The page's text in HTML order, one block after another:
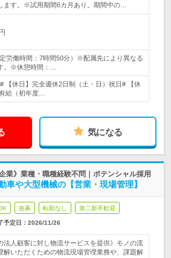
ます。※試用期間6カ月あり。期間中の…
労働時間：7時間50分）※配属先により異なる
。※休憩時間：…
【休日】完全週休2日制（土・日）祝日# 【休
給（初年度…
気になる
業》業種・職種経験不問｜ポテンシャル採用
や大型機械の【営業・現場管理】
急募 転勤なし 第二新卒歓迎
予定日： 2026/11/26
法人顧客に対し物流サービスを提供》モノの流
解いただくための物流現場管理業務や、課題解